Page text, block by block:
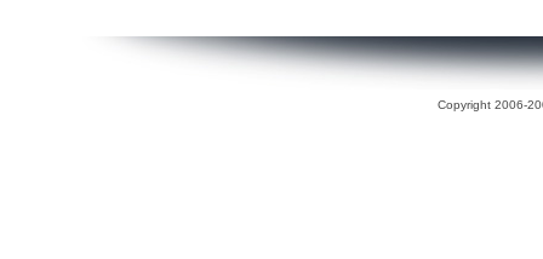
Copyright 2006-